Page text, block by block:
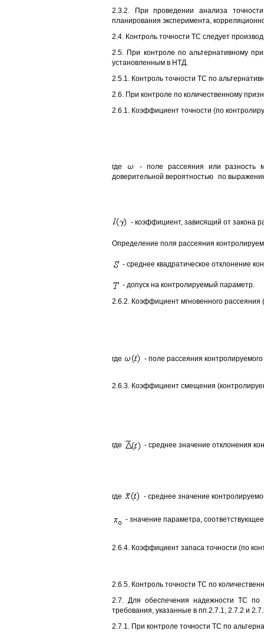
2.3.2. При проведении анализа
планирования эксперимента,
2.4. Контроль точности ТС следует
2.5. При контроле по альтернативному
установленным в НТД.
2.5.1. Контроль точности ТС по
2.6. При контроле по количественному
2.6.1. Коэффициент точности (по
где
- поле рассеяния или разность
доверительной вероятностью по
- коэффициент, зависящий от закона
Определение поля рассеяния
- среднее квадратическое отклонение
- допуск на контролируемый параметр.
2.6.2. Коэффициент мгновенного
где - поле рассеяния
2.6.3. Коэффициент смещения
где - среднее значение отклонения
где - среднее значение
- значение параметра,
2.6.4. Коэффициент запаса точности (по
2.6.5. Контроль точности ТС по
2.7. Для обеспечения надежности ТС по
требования, указанные в пп.2.7.1, 2.7.2 и
2.7.1. При контроле точности ТС по